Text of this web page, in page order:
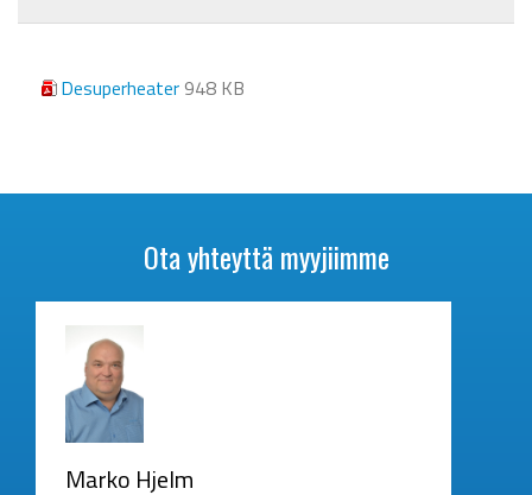
Desuperheater 948 KB
Ota yhteyttä myyjiimme
Marko Hjelm